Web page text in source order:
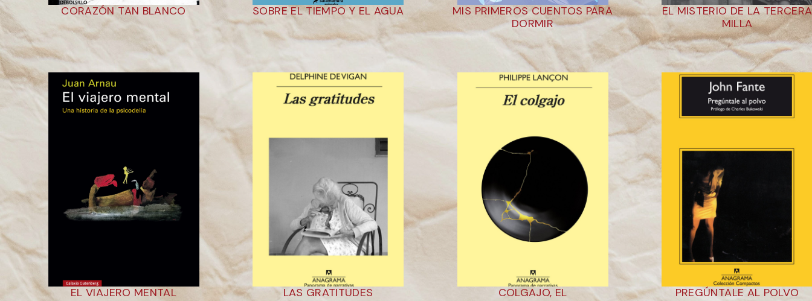
CORAZÓN TAN BLANCO SOBRE EL TIEMPO Y EL AGUA
MIS PRIMEROS CUENTOS PARA
DORMIR
EL MISTERIO DE LA TERCERA
MILLA
EL VIAJERO MENTAL LAS GRATITUDES COLGAJO, EL PREGÚNTALE AL POLVO